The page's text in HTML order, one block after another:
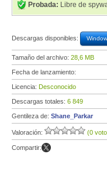
Probada: Libre de
Descargas disponibles:
Tamaño del archivo: 28,6 MB
Fecha de lanzamiento:
Licencia: Desconocido
Descargas totales: 6 849
Gentileza de: Shane_Parkar
Valoración: (0
Compartir: